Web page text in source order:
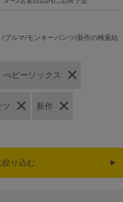
ブルマ/モンキーパンツ/新作の検索結
べビーソックス
ツ 新作
絞り込む